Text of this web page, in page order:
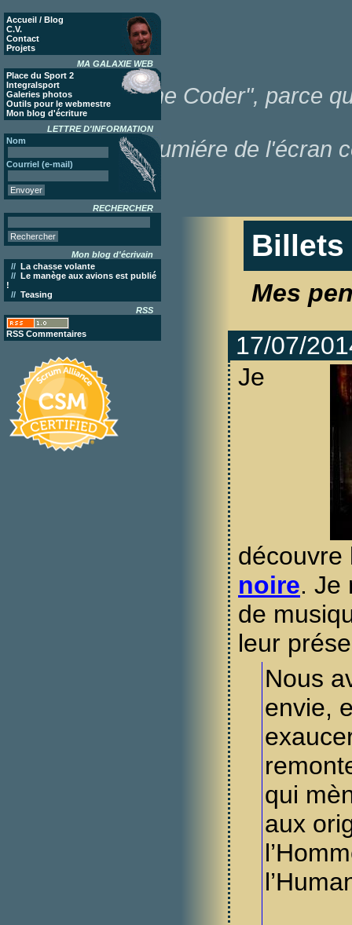
Accueil / Blog
C.V.
Contact
Projets
MA GALAXIE WEB
Place du Sport 2
Integralsport
Galeries photos
Outils pour le webmestre
Mon blog d'écriture
LETTRE D'INFORMATION
Nom
Courriel (e-mail)
RECHERCHER
Mon blog d'écrivain
// La chasse volante
// Le manège aux avions est publié
!
// Teasing
RSS
RSS Commentaires
"Poor Lonesome Coder", parce
dans la lumiére de l'écran
Billets
Mes
17/07/
Je
noire. Je
de
leur
Nous
envie,
qui
aux